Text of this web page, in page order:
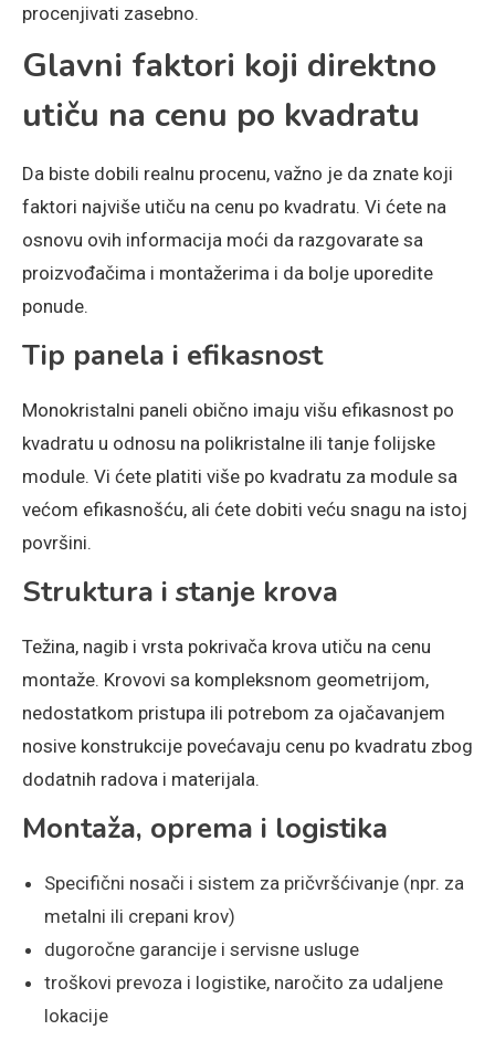
procenjivati zasebno.
Glavni faktori koji direktno
utiču na cenu po kvadratu
Da biste dobili realnu procenu, važno je da znate koji
faktori najviše utiču na cenu po kvadratu. Vi ćete na
osnovu ovih informacija moći da razgovarate sa
proizvođačima i montažerima i da bolje uporedite
ponude.
Tip panela i efikasnost
Monokristalni paneli obično imaju višu efikasnost po
kvadratu u odnosu na polikristalne ili tanje folijske
module. Vi ćete platiti više po kvadratu za module sa
većom efikasnošću, ali ćete dobiti veću snagu na istoj
površini.
Struktura i stanje krova
Težina, nagib i vrsta pokrivača krova utiču na cenu
montaže. Krovovi sa kompleksnom geometrijom,
nedostatkom pristupa ili potrebom za ojačavanjem
nosive konstrukcije povećavaju cenu po kvadratu zbog
dodatnih radova i materijala.
Montaža, oprema i logistika
Specifični nosači i sistem za pričvršćivanje (npr. za
metalni ili crepani krov)
dugoročne garancije i servisne usluge
troškovi prevoza i logistike, naročito za udaljene
lokacije